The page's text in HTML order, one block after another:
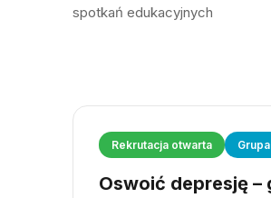
spotkań edukacyjnych
Rekrutacja otwarta
Oswoić depresję